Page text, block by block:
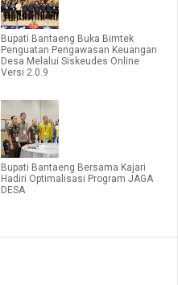
Bupati Bantaeng Buka Bimtek
Penguatan Pengawasan Keuangan
Desa Melalui Siskeudes Online
Versi 2.0.9
Bupati Bantaeng Bersama Kajari
Hadiri Optimalisasi Program JAGA
DESA